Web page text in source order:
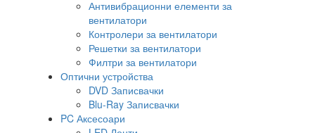
Антивибрационни елементи за
вентилатори
Контролери за вентилатори
Решетки за вентилатори
Филтри за вентилатори
Оптични устройства
DVD Записвачки
Blu-Ray Записвачки
PC Аксесоари